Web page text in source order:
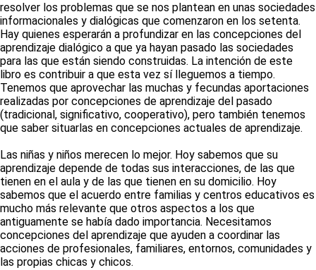
resolver los problemas que se nos plantean en unas sociedades
informacionales y dialógicas que comenzaron en los setenta.
Hay quienes esperarán a profundizar en las concepciones del
aprendizaje dialógico a que ya hayan pasado las sociedades
para las que están siendo construidas. La intención de este
libro es contribuir a que esta vez sí lleguemos a tiempo.
Tenemos que aprovechar las muchas y fecundas aportaciones
realizadas por concepciones de aprendizaje del pasado
(tradicional, significativo, cooperativo), pero también tenemos
que saber situarlas en concepciones actuales de aprendizaje.
Las niñas y niños merecen lo mejor. Hoy sabemos que su
aprendizaje depende de todas sus interacciones, de las que
tienen en el aula y de las que tienen en su domicilio. Hoy
sabemos que el acuerdo entre familias y centros educativos es
mucho más relevante que otros aspectos a los que
antiguamente se había dado importancia. Necesitamos
concepciones del aprendizaje que ayuden a coordinar las
acciones de profesionales, familiares, entornos, comunidades y
las propias chicas y chicos.